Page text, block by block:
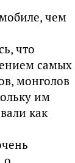
чем
что
самых
монголов
им
как